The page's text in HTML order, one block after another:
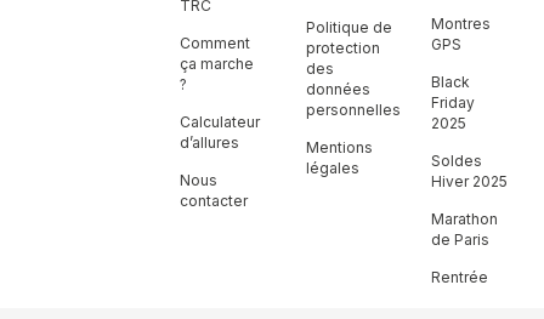
TRC
Comment
ça marche
?
Calculateur
d’allures
Nous
contacter
Politique de
protection
des
données
personnelles
Mentions
légales
Montres
GPS
Black
Friday
2025
Soldes
Hiver 2025
Marathon
de Paris
Rentrée